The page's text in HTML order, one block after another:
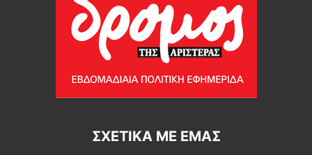
ΣΧΕΤΙΚΆ ΜΕ ΕΜΆΣ